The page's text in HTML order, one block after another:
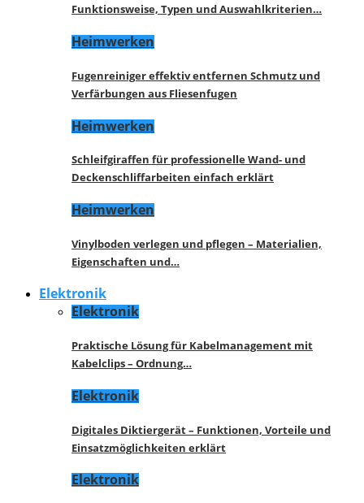
Funktionsweise, Typen und Auswahlkriterien…
Heimwerken
Fugenreiniger effektiv entfernen Schmutz und
Verfärbungen aus Fliesenfugen
Heimwerken
Schleifgiraffen für professionelle Wand- und
Deckenschliffarbeiten einfach erklärt
Heimwerken
Vinylboden verlegen und pflegen – Materialien,
Eigenschaften und…
Elektronik
Elektronik
Praktische Lösung für Kabelmanagement mit
Kabelclips – Ordnung…
Elektronik
Digitales Diktiergerät – Funktionen, Vorteile und
Einsatzmöglichkeiten erklärt
Elektronik